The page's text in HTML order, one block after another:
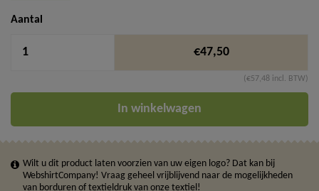
Aantal
€47,50
(€57,48 incl. BTW)
In winkelwagen
Wilt u dit product laten voorzien van uw eigen logo? Dat kan bij
WebshirtCompany! Vraag geheel vrijblijvend naar de mogelijkheden
van borduren of textieldruk van onze textiel!